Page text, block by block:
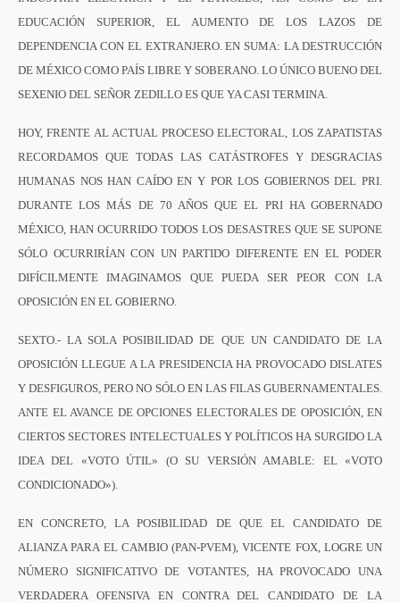
EDUCACIÓN SUPERIOR, EL AUMENTO DE LOS LAZOS DE
DEPENDENCIA CON EL EXTRANJERO. EN SUMA: LA DESTRUCCIÓN
DE MÉXICO COMO PAÍS LIBRE Y SOBERANO. LO ÚNICO BUENO DEL
SEXENIO DEL SEÑOR ZEDILLO ES QUE YA CASI TERMINA.
HOY, FRENTE AL ACTUAL PROCESO ELECTORAL, LOS ZAPATISTAS
RECORDAMOS QUE TODAS LAS CATÁSTROFES Y DESGRACIAS
HUMANAS NOS HAN CAÍDO EN Y POR LOS GOBIERNOS DEL PRI.
DURANTE LOS MÁS DE 70 AÑOS QUE EL PRI HA GOBERNADO
MÉXICO, HAN OCURRIDO TODOS LOS DESASTRES QUE SE SUPONE
SÓLO OCURRIRÍAN CON UN PARTIDO DIFERENTE EN EL PODER
DIFÍCILMENTE IMAGINAMOS QUE PUEDA SER PEOR CON LA
OPOSICIÓN EN EL GOBIERNO.
SEXTO.- LA SOLA POSIBILIDAD DE QUE UN CANDIDATO DE LA
OPOSICIÓN LLEGUE A LA PRESIDENCIA HA PROVOCADO DISLATES
Y DESFIGUROS, PERO NO SÓLO EN LAS FILAS GUBERNAMENTALES.
ANTE EL AVANCE DE OPCIONES ELECTORALES DE OPOSICIÓN, EN
CIERTOS SECTORES INTELECTUALES Y POLÍTICOS HA SURGIDO LA
IDEA DEL «VOTO ÚTIL» (O SU VERSIÓN AMABLE: EL «VOTO
CONDICIONADO»).
EN CONCRETO, LA POSIBILIDAD DE QUE EL CANDIDATO DE
ALIANZA PARA EL CAMBIO (PAN-PVEM), VICENTE FOX, LOGRE UN
NÚMERO SIGNIFICATIVO DE VOTANTES, HA PROVOCADO UNA
VERDADERA OFENSIVA EN CONTRA DEL CANDIDATO DE LA